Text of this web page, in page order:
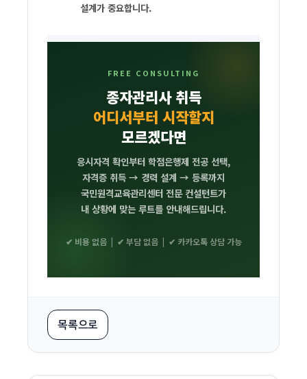
설계가 중요합니다.
FREE CONSULTING
종자관리사 취득
어디서부터 시작할지
모르겠다면
응시자격 확인부터 학점은행제 전공 선택,
자격증 취득 → 경력 설계 → 등록까지
국민원격교육관리센터 전문 컨설턴트가
내 상황에 맞는 루트를 안내해드립니다.
✔ 비용 없음 | ✔ 부담 없음 | ✔ 카카오톡 상담 가능
목록으로